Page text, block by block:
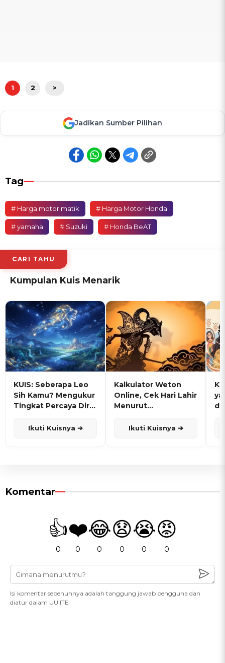
1 2 >
Jadikan Sumber Pilihan
Tag
# Harga motor matik # Harga Motor Honda
# yamaha # Suzuki # Honda BeAT
CARI TAHU
Kumpulan Kuis Menarik
KUIS: Seberapa Leo
Sih Kamu? Mengukur
Tingkat Percaya Diri
Ikuti Kuisnya ➔
Kalkulator Weton
Online, Cek Hari Lahir
Menurut
Ikuti Kuisnya ➔
Komentar
👍
0
❤️
0
😂
0
😧
0
😭
0
😡
0
Isi komentar sepenuhnya adalah tanggung jawab pengguna dan
diatur dalam UU ITE